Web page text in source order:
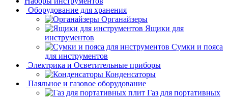
Оборудование для хранения
Органайзеры
Ящики для
инструментов
Сумки и пояса
для инструментов
Электрика и Осветительные приборы
Конденсаторы
Паяльное и газовое оборудование
Газ для портативных